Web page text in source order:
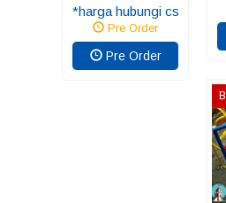
*harga hubungi cs
Pre Order
Pre Order